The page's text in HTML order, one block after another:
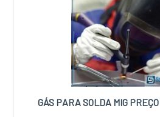
GÁS PARA SOLDA MIG PREÇO